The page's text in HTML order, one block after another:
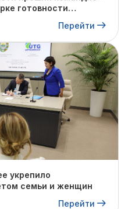
готовности
Перейти
укрепило
семьи и женщин
Перейти